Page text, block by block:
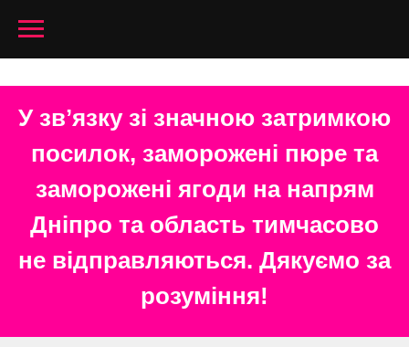
У звʼязку зі значною затримкою
посилок, заморожені пюре та
заморожені ягоди на напрям
Дніпро та область тимчасово
не відправляються. Дякуємо за
розуміння!